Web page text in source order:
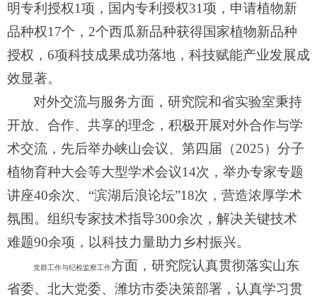
明专利授权1项，国内专利授权31项，申请植物新
品种权17个， 2个西瓜新品种获得国家植物新品种
授权， 6项科技成果成功落地，科技赋能产业发展成
效显著。
对外交流与服务方面， 研究院和省实验室秉持
开放、合作、共享的理念，积极开展对外合作与学
术交流， 先后举办峡山会议、第四届（2025）分子
植物育种大会等大型学术会议14次，举办专家专题
讲座40余次、“滨湖后浪论坛”18次，营造浓厚学术
氛围。组织专家技术指导300余次，解决关键技术
难题90余项，以科技力量助力乡村振兴。
党群工作与纪检监察工作方面，研究院认真贯彻落实山东
省委、北大党委、潍坊市委决策部署，认真学习贯